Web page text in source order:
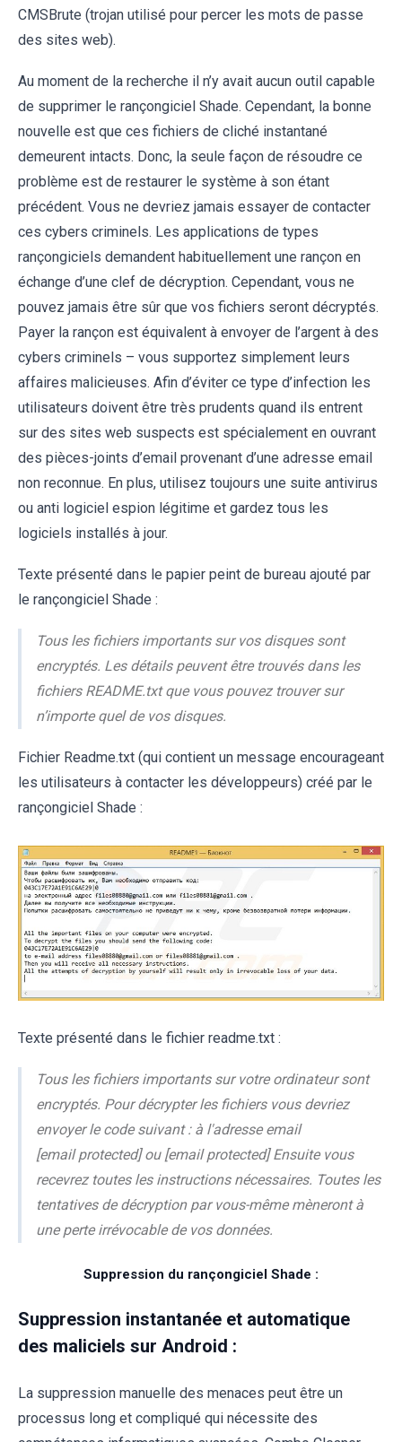
CMSBrute (trojan utilisé pour percer les mots de passe
des sites web).
Au moment de la recherche il n’y avait aucun outil capable
de supprimer le rançongiciel Shade. Cependant, la bonne
nouvelle est que ces fichiers de cliché instantané
demeurent intacts. Donc, la seule façon de résoudre ce
problème est de restaurer le système à son étant
précédent. Vous ne devriez jamais essayer de contacter
ces cybers criminels. Les applications de types
rançongiciels demandent habituellement une rançon en
échange d’une clef de décryption. Cependant, vous ne
pouvez jamais être sûr que vos fichiers seront décryptés.
Payer la rançon est équivalent à envoyer de l’argent à des
cybers criminels – vous supportez simplement leurs
affaires malicieuses. Afin d’éviter ce type d’infection les
utilisateurs doivent être très prudents quand ils entrent
sur des sites web suspects est spécialement en ouvrant
des pièces-joints d’email provenant d’une adresse email
non reconnue. En plus, utilisez toujours une suite antivirus
ou anti logiciel espion légitime et gardez tous les
logiciels installés à jour.
Texte présenté dans le papier peint de bureau ajouté par
le rançongiciel Shade :
Tous les fichiers importants sur vos disques sont
encryptés. Les détails peuvent être trouvés dans les
fichiers README.txt que vous pouvez trouver sur
n’importe quel de vos disques.
Fichier Readme.txt (qui contient un message encourageant
les utilisateurs à contacter les développeurs) créé par le
rançongiciel Shade :
Texte présenté dans le fichier readme.txt :
Tous les fichiers importants sur votre ordinateur sont
encryptés. Pour décrypter les fichiers vous devriez
envoyer le code suivant : à l'adresse email
[email protected] ou [email protected] Ensuite vous
recevrez toutes les instructions nécessaires. Toutes les
tentatives de décryption par vous-même mèneront à
une perte irrévocable de vos données.
Suppression du rançongiciel Shade :
Suppression instantanée et automatique
des maliciels sur Android :
La suppression manuelle des menaces peut être un
processus long et compliqué qui nécessite des